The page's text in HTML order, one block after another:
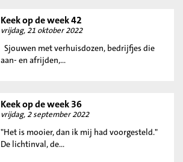
Keek op de week 42
vrijdag, 21 oktober 2022
Sjouwen met verhuisdozen, bedrijfjes die
aan- en afrijden,...
Keek op de week 36
vrijdag, 2 september 2022
"Het is mooier, dan ik mij had voorgesteld."
De lichtinval, de...